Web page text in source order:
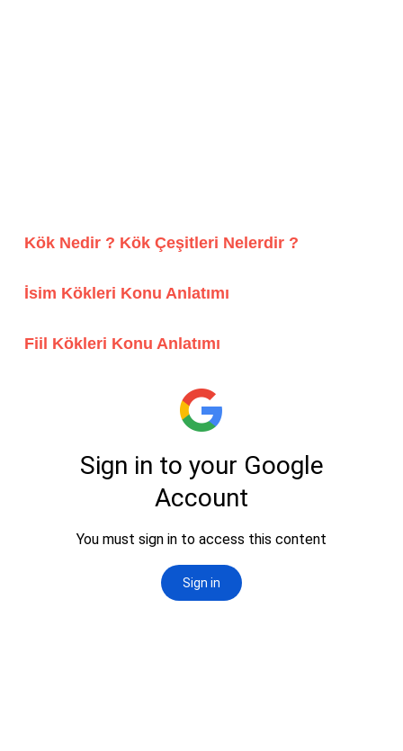
Kök Nedir ? Kök Çeşitleri Nelerdir ?
İsim Kökleri Konu Anlatımı
Fiil Kökleri Konu Anlatımı